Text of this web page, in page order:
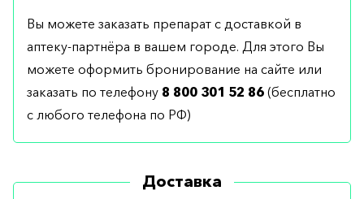
Вы можете заказать препарат с доставкой в
аптеку-партнёра в вашем городе. Для этого Вы
можете оформить бронирование на сайте или
заказать по телефону 8 800 301 52 86 (бесплатно
с любого телефона по РФ)
Доставка